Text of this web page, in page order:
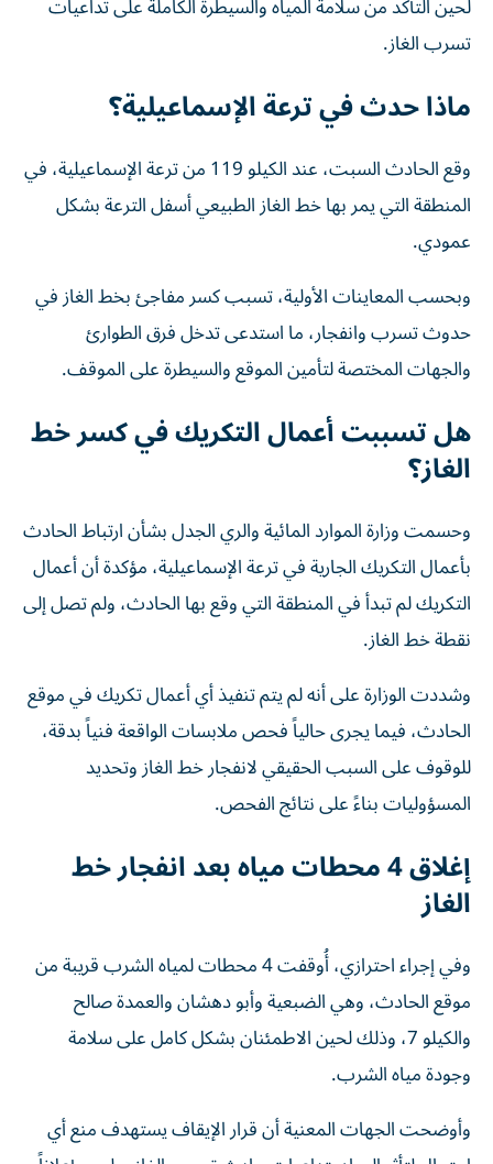
تسرب الغاز.
ماذا حدث في ترعة الإسماعيلية؟
وقع الحادث السبت، عند الكيلو 119 من ترعة الإسماعيلية، في
المنطقة التي يمر بها خط الغاز الطبيعي أسفل الترعة بشكل
عمودي.
وبحسب المعاينات الأولية، تسبب كسر مفاجئ بخط الغاز في
حدوث تسرب وانفجار، ما استدعى تدخل فرق الطوارئ
والجهات المختصة لتأمين الموقع والسيطرة على الموقف.
هل تسببت أعمال التكريك في كسر خط
الغاز؟
وحسمت وزارة الموارد المائية والري الجدل بشأن ارتباط الحادث
بأعمال التكريك الجارية في ترعة الإسماعيلية، مؤكدة أن أعمال
التكريك لم تبدأ في المنطقة التي وقع بها الحادث، ولم تصل إلى
نقطة خط الغاز.
وشددت الوزارة على أنه لم يتم تنفيذ أي أعمال تكريك في موقع
الحادث، فيما يجرى حالياً فحص ملابسات الواقعة فنياً بدقة،
للوقوف على السبب الحقيقي لانفجار خط الغاز وتحديد
المسؤوليات بناءً على نتائج الفحص.
إغلاق 4 محطات مياه بعد انفجار خط
الغاز
وفي إجراء احترازي، أُوقفت 4 محطات لمياه الشرب قريبة من
موقع الحادث، وهي الضبعية وأبو دهشان والعمدة صالح
والكيلو 7، وذلك لحين الاطمئنان بشكل كامل على سلامة
وجودة مياه الشرب.
وأوضحت الجهات المعنية أن قرار الإيقاف يستهدف منع أي